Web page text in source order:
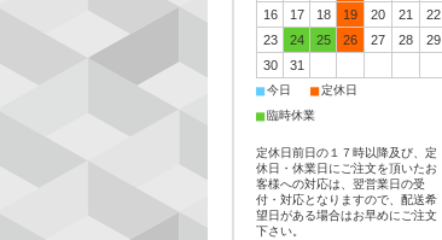
16
17 18 19 20 21
22
23
24 25 26 27 28
29
30
31
■今日 ■定休日
■臨時休業
定休日前日の１７時以降及び、定
休日・休業日にご注文を頂いたお
客様への対応は、翌営業日の受
付・対応となりますので、配送希
望日がある場合はお早めにご注文
下さい。